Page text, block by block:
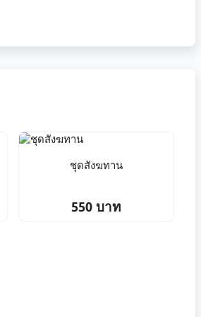
ชุดสังฆทาน
550 บาท